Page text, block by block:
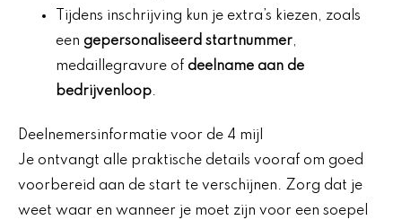
Tijdens inschrijving kun je extra’s kiezen, zoals
een gepersonaliseerd startnummer,
medaillegravure of deelname aan de
bedrijvenloop.
Deelnemersinformatie voor de 4 mijl
Je ontvangt alle praktische details vooraf om goed
voorbereid aan de start te verschijnen. Zorg dat je
weet waar en wanneer je moet zijn voor een soepel